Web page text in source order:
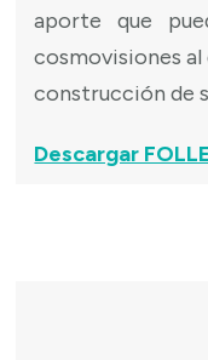
aporte que
cosmovisiones al
construcción de
Descargar